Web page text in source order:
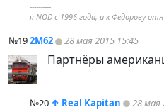
----------
я NOD с 1996 года, и к Федорову
№192M62 28 мая 2015 15:45
Партнёры
№20 ↑ Real Kapitan 28 мая